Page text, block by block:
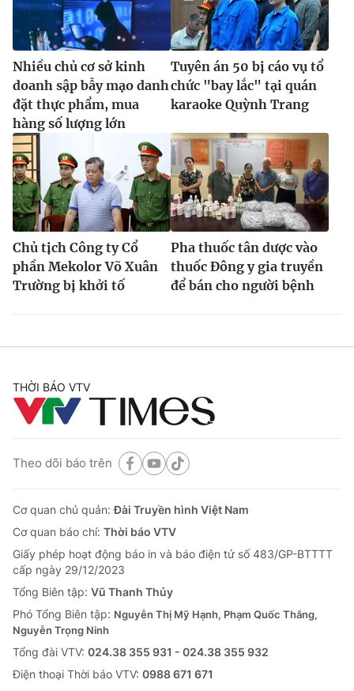
Nhiều chủ cơ sở kinh
doanh sập bẫy mạo danh
đặt thực phẩm, mua
hàng số lượng lớn
Tuyên án 50 bị cáo vụ tổ
chức "bay lắc" tại quán
karaoke Quỳnh Trang
Chủ tịch Công ty Cổ
phần Mekolor Võ Xuân
Trường bị khởi tố
Pha thuốc tân dược vào
thuốc Đông y gia truyền
để bán cho người bệnh
THỜI BÁO VTV
Theo dõi báo trên
Cơ quan chủ quản:Đài Truyền hình Việt Nam
Cơ quan báo chí: Thời báo VTV
Giấy phép hoạt động báo in và báo điện tử số 483/GP-BTTTT
cấp ngày 29/12/2023
Tổng Biên tập: Vũ Thanh Thủy
Phó Tổng Biên tập: Nguyễn Thị Mỹ Hạnh, Phạm Quốc Thắng,
Nguyễn Trọng Ninh
Tổng đài VTV: 024.38 355 931 - 024.38 355 932
Ðiện thoại Thời báo VTV: 0988 671 671